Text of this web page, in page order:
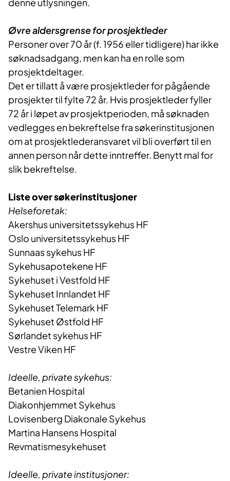
Øvre aldersgrense for prosjektleder
Personer over 70 år (f. 1956 eller tidligere) har ikke
søknadsadgang, men kan ha en rolle som
prosjektdeltager.
Det er tillatt å være prosjektleder for pågående
prosjekter til fylte 72 år. Hvis prosjektleder fyller
72 år i løpet av prosjektperioden, må søknaden
vedlegges en bekreftelse fra søkerinstitusjonen
om at prosjektlederansvaret vil bli overført til en
annen person når dette inntreffer. Benytt mal for
slik bekreftelse.
Liste over søkerinstitusjoner
Helseforetak:
Akershus universitetssykehus HF
Oslo universitetssykehus HF
Sunnaas sykehus HF
Sykehusapotekene HF
Sykehuset i Vestfold HF
Sykehuset Innlandet HF
Sykehuset Telemark HF
Sykehuset Østfold HF
Sørlandet sykehus HF
Vestre Viken HF
Ideelle, private sykehus:
Betanien Hospital
Diakonhjemmet Sykehus
Lovisenberg Diakonale Sykehus
Martina Hansens Hospital
Revmatismesykehuset
Ideelle, private institusjoner: